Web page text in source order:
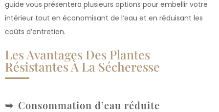
guide vous présentera plusieurs options pour embellir votre
intérieur tout en économisant de l’eau et en réduisant les
coûts d’entretien.
Les Avantages Des Plantes
Résistantes À La Sécheresse
Consommation d’eau réduite